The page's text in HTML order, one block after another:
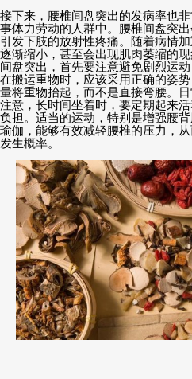
接下来，腰椎间盘突出的发病率也
事体力劳动的人群中。腰椎间盘突
引发下肢的放射性疼痛。随着病情
逐渐缩小，甚至会出现肌肉萎缩的
间盘突出，首先要注意避免剧烈运动
在搬运重物时，应该采用正确的姿
量将重物抬起，而不是直接弯腰。
注意，长时间坐着时，要定期起来
负担。适当的运动，特别是增强腰
瑜伽，能够有效减轻腰椎的压力，
发生概率。